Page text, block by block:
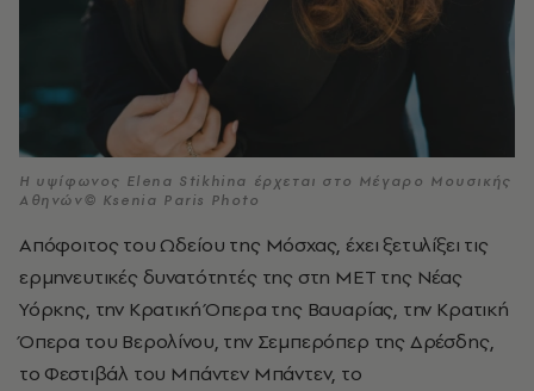
Η υψίφωνος Elena Stikhina έρχεται στο Μέγαρο Μουσικής
Αθηνών© Ksenia Paris Photo
Απόφοιτος του Ωδείου της Μόσχας, έχει ξετυλίξει τις
ερμηνευτικές δυνατότητές της στη ΜΕΤ της Νέας
Υόρκης, την Κρατική Όπερα της Βαυαρίας, την Κρατική
Όπερα του Βερολίνου, την Σεμπερόπερ της Δρέσδης,
το Φεστιβάλ του Μπάντεν Μπάντεν, το